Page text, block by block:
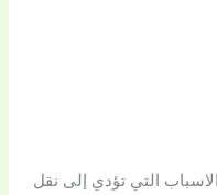
التي تؤدي إلى نقل